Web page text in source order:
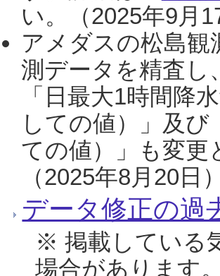
い。（2025年9月
アメダスの松島観
測データを精査し
「日最大1時間降
しての値）」及
ての値）」も変
（2025年8月20日）
データ修正の過
※ 掲載している
場合があります